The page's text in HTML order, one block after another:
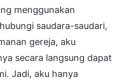
menggunakan
saudara-saudari,
gereja, aku
secara langsung dapat
Jadi, aku hanya